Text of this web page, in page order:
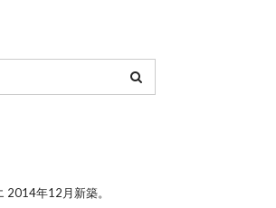
2014年12月新築。